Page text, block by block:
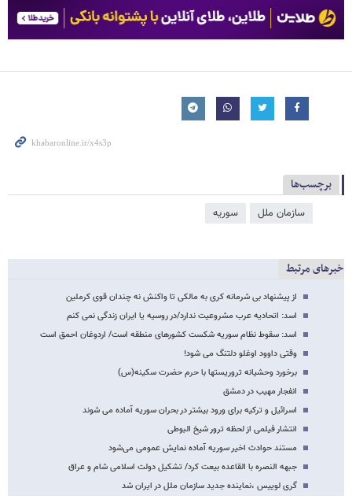
برچسب‌ها
سازمان ملل سوریه
خبرهای مرتبط
از پیشنهاد بی شرمانه کری به مالکی تا واکنش نه چندان قوی کرملین
اسد: اتحادیه عرب مشروعیت ندارد/در روسیه یا ایران زندگی نمی کنم
اسد: سقوط نظام سوریه شکست کشورهای منطقه است/ اردوغان احمق است
وقتی داوود اوغلو دلتنگ می شود!
برخورد وحشیانه تروریستها با حرم حضرت سکینه(س)
انفجار مهیب در دمشق
اسرائیل و ترکیه برای ورود بیشتر در بحران سوریه آماده می شوند
انتشار فیلمی از لحظه ترور شیخ البوطی
مستند حوادث اخیر سوریه آماده نمایش عمومی می‌شود
جبهه النصره با القاعده بیعت کرد/ تشکیل دولت اسلامی شام و عراق
گری لوییس ،نماینده جدید سازمان ملل در ایران شد